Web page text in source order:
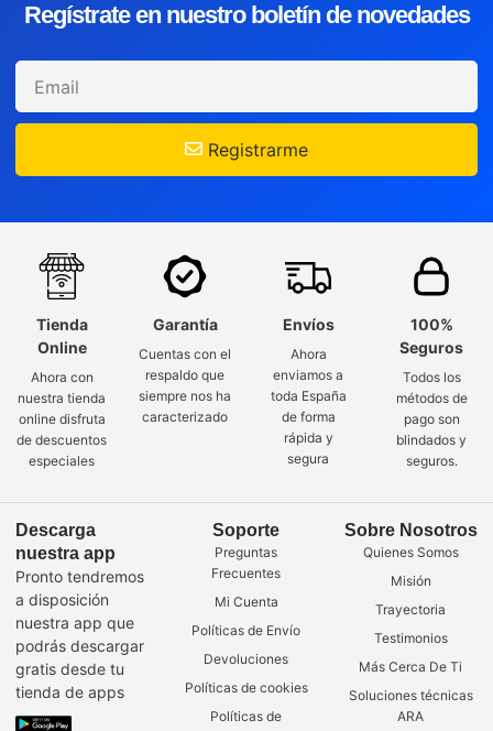
Regístrate en nuestro boletín de novedades
Registrarme
Tienda
Online
Ahora con
nuestra tienda
online disfruta
de descuentos
especiales
Garantía
Cuentas con el
respaldo que
siempre nos ha
caracterizado
Envíos
Ahora
enviamos a
toda España
de forma
rápida y
segura
100%
Seguros
Todos los
métodos de
pago son
blindados y
seguros.
Descarga
nuestra app
Pronto tendremos
a disposición
nuestra app que
podrás descargar
gratis desde tu
tienda de apps
Soporte
Preguntas
Frecuentes
Mi Cuenta
Políticas de Envío
Devoluciones
Políticas de cookies
Políticas de
Sobre Nosotros
Quienes Somos
Misión
Trayectoria
Testimonios
Más Cerca De Ti
Soluciones técnicas
ARA